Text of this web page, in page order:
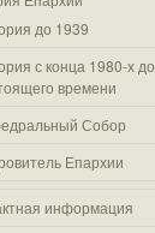
до 1939
с конца 1980-х до
времени
Собор
Епархии
информация